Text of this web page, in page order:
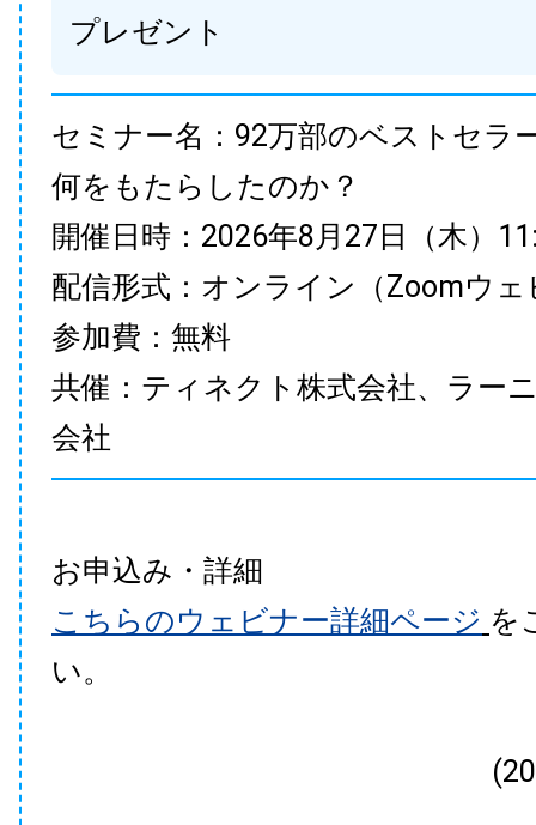
プレゼント
セミナー名：92万部のベストセラ
何をもたらしたのか？
開催日時：2026年8月27日（木）
配信形式：オンライン（Zoomウェ
参加費：無料
共催：ティネクト株式会社、ラー
会社
お申込み・詳細
こちらのウェビナー詳細ページ を
い。